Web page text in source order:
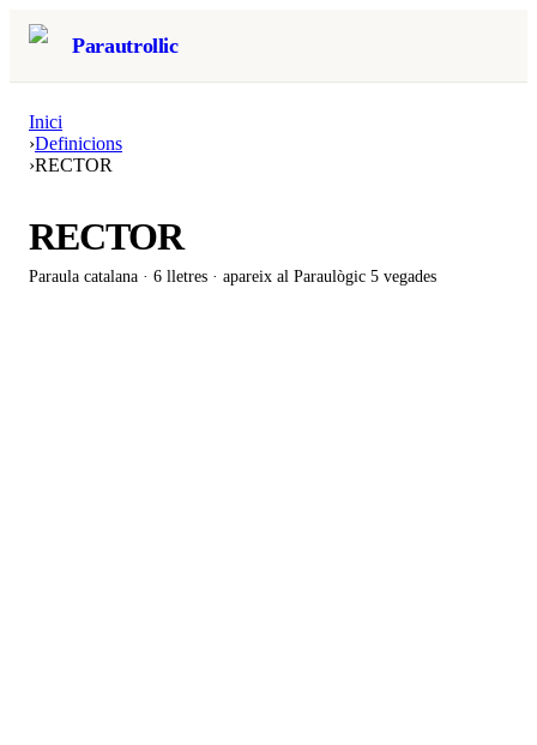
Parautrollic
Inici
›Definicions
›RECTOR
RECTOR
Paraula catalana · 6 lletres · apareix al Paraulògic 5 vegades